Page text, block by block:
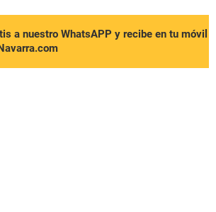
a nuestro WhatsAPP y recibe en tu móvil